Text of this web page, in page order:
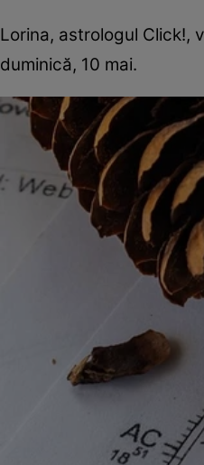
Lorina, astrologul Click!,
duminică, 10 mai.